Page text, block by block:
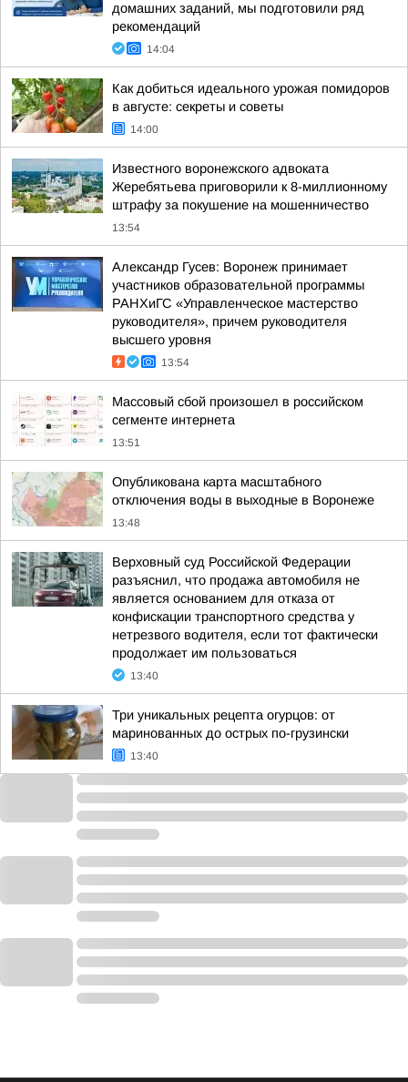
домашних заданий, мы подготовили ряд
рекомендаций
14:04
Как добиться идеального урожая помидоров
в августе: секреты и советы
14:00
Известного воронежского адвоката
Жеребятьева приговорили к 8-миллионному
штрафу за покушение на мошенничество
13:54
Александр Гусев: Воронеж принимает
участников образовательной программы
РАНХиГС «Управленческое мастерство
руководителя», причем руководителя
высшего уровня
13:54
Массовый сбой произошел в российском
сегменте интернета
13:51
Опубликована карта масштабного
отключения воды в выходные в Воронеже
13:48
Верховный суд Российской Федерации
разъяснил, что продажа автомобиля не
является основанием для отказа от
конфискации транспортного средства у
нетрезвого водителя, если тот фактически
продолжает им пользоваться
13:40
Три уникальных рецепта огурцов: от
маринованных до острых по-грузински
13:40